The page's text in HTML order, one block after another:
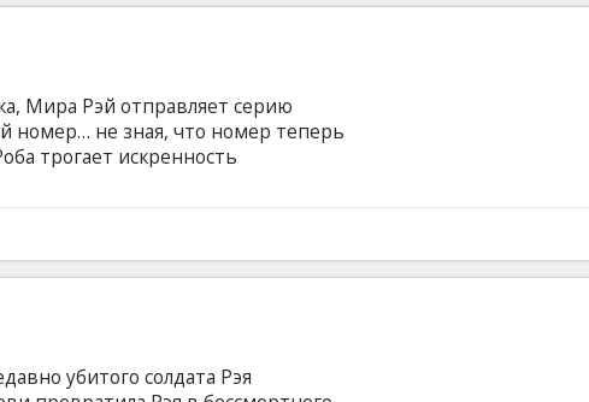
Мира Рэй отправляет серию
номер… не зная, что номер теперь
трогает искренность
поддержкой певицы, чтобы
и завоевать её сердце. Фильм
и русском языках.
убитого солдата Рэя